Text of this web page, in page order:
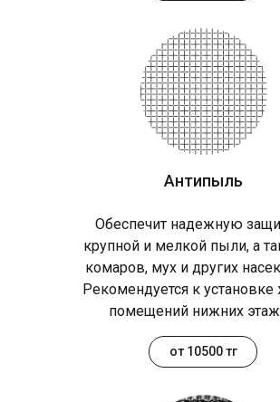
Антипыль
Обеспечит надежную
крупной и мелкой пыли, а
комаров, мух и других
Рекомендуется к
помещений нижних
от 10500 тг